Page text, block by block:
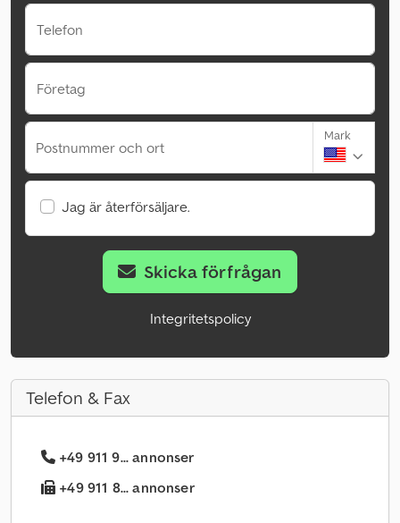
Telefon
Företag
Postnummer och ort
Mark
Jag är återförsäljare.
Skicka förfrågan
Integritetspolicy
Telefon & Fax
+49 911 9... annonser
+49 911 8... annonser